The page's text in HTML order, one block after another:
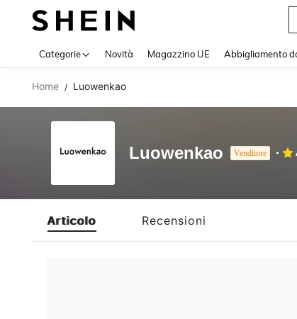
Categorie Novità Magazzino UE Abbigliamento
Home / Luowenkao
Luowenkao Venditore
Articolo Recensioni